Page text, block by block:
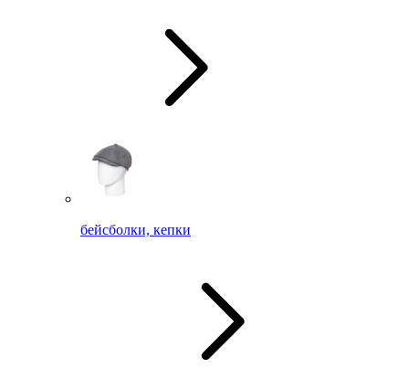
бейсболки, кепки